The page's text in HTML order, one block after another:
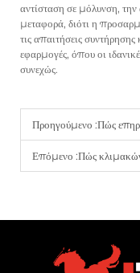
αντίσταση σε μόλυνση,
μεταφορά, διότι η
τις απαιτήσεις
εφαρμογές, όπου οι
συνεχώς.
Προηγούμενο :Πώς επηρεάζει ένας
Επόμενο :Πώς κλιμακώνεται η απόδοση